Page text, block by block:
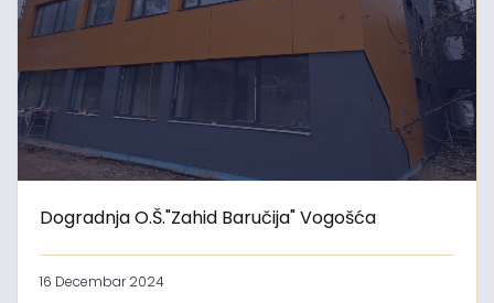
Dogradnja O.Š."Zahid Baručija" Vogošća
16 Decembar 2024